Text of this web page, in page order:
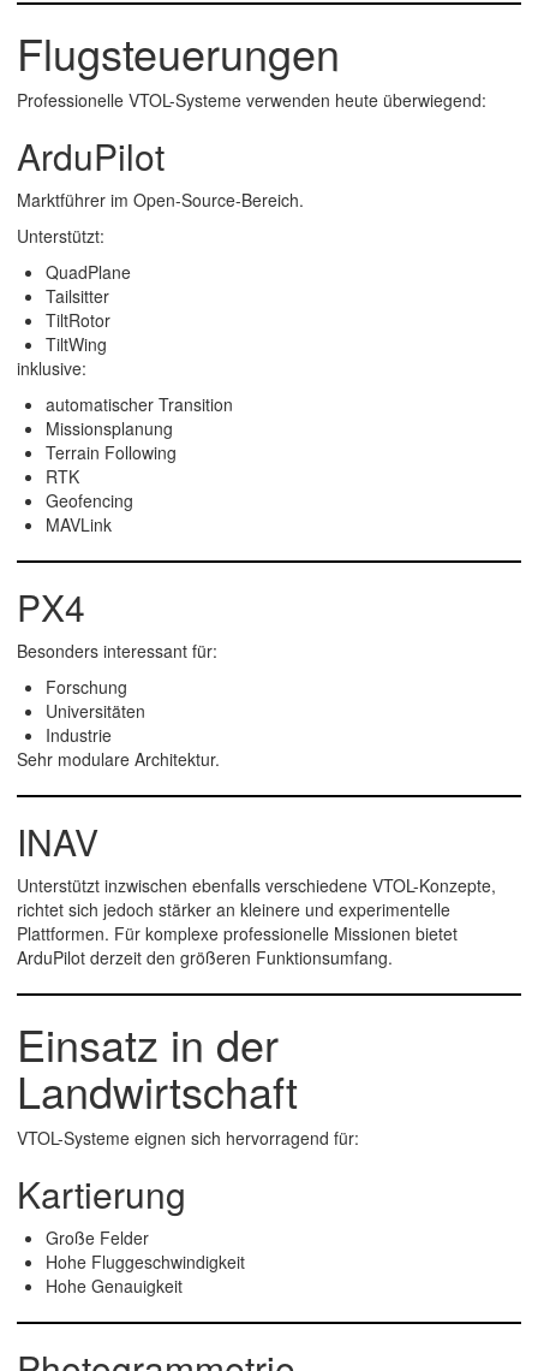
Flugsteuerungen
Professionelle VTOL-Systeme verwenden heute überwiegend:
ArduPilot
Marktführer im Open-Source-Bereich.
Unterstützt:
QuadPlane
Tailsitter
TiltRotor
TiltWing
inklusive:
automatischer Transition
Missionsplanung
Terrain Following
RTK
Geofencing
MAVLink
PX4
Besonders interessant für:
Forschung
Universitäten
Industrie
Sehr modulare Architektur.
INAV
Unterstützt inzwischen ebenfalls verschiedene VTOL-Konzepte,
richtet sich jedoch stärker an kleinere und experimentelle
Plattformen. Für komplexe professionelle Missionen bietet
ArduPilot derzeit den größeren Funktionsumfang.
Einsatz in der
Landwirtschaft
VTOL-Systeme eignen sich hervorragend für:
Kartierung
Große Felder
Hohe Fluggeschwindigkeit
Hohe Genauigkeit